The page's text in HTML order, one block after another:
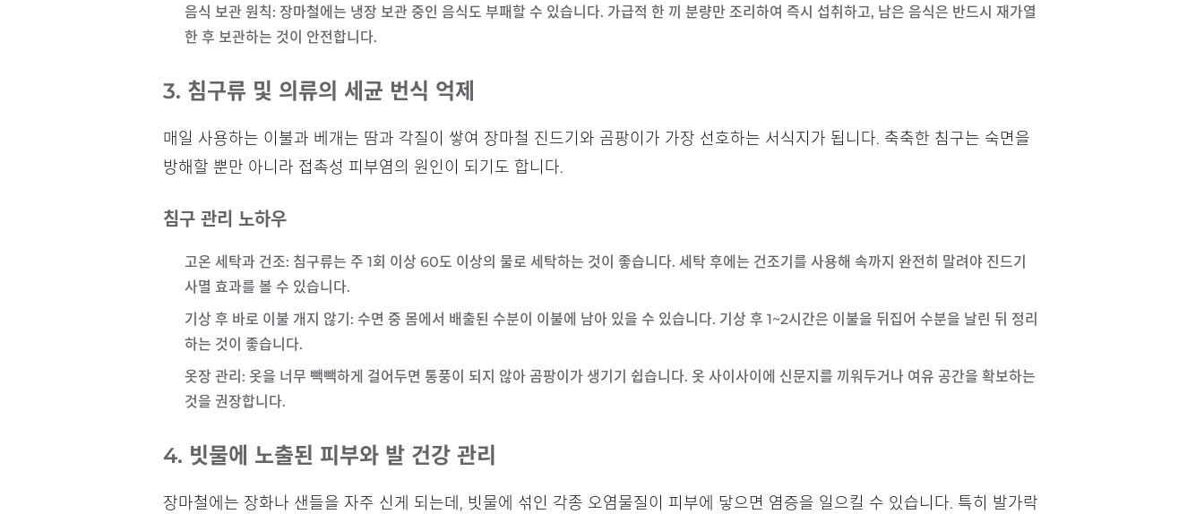
음식 보관 원칙: 장마철에는 냉장 보관 중인 음식도 부패할 수 있습니다. 가급적 한 끼 분량만 조리하여 즉시 섭취하고, 남은 음식은 반드시 재가열
한 후 보관하는 것이 안전합니다.
3. 침구류 및 의류의 세균 번식 억제
매일 사용하는 이불과 베개는 땀과 각질이 쌓여 장마철 진드기와 곰팡이가 가장 선호하는 서식지가 됩니다. 축축한 침구는 숙면을
방해할 뿐만 아니라 접촉성 피부염의 원인이 되기도 합니다.
침구 관리 노하우
고온 세탁과 건조: 침구류는 주 1회 이상 60도 이상의 물로 세탁하는 것이 좋습니다. 세탁 후에는 건조기를 사용해 속까지 완전히 말려야 진드기
사멸 효과를 볼 수 있습니다.
기상 후 바로 이불 개지 않기 : 수면 중 몸에서 배출된 수분이 이불에 남아 있을 수 있습니다. 기상 후 1~2시간은 이불을 뒤집어 수분을 날린 뒤 정리
하는 것이 좋습니다.
옷장 관리 : 옷을 너무 빽빽하게 걸어두면 통풍이 되지 않아 곰팡이가 생기기 쉽습니다. 옷 사이사이에 신문지를 끼워두거나 여유 공간을 확보하는
것을 권장합니다.
4. 빗물에 노출된 피부와 발 건강 관리
장마철에는 장화나 샌들을 자주 신게 되는데, 빗물에 섞인 각종 오염물질이 피부에 닿으면 염증을 일으킬 수 있습니다. 특히 발가락